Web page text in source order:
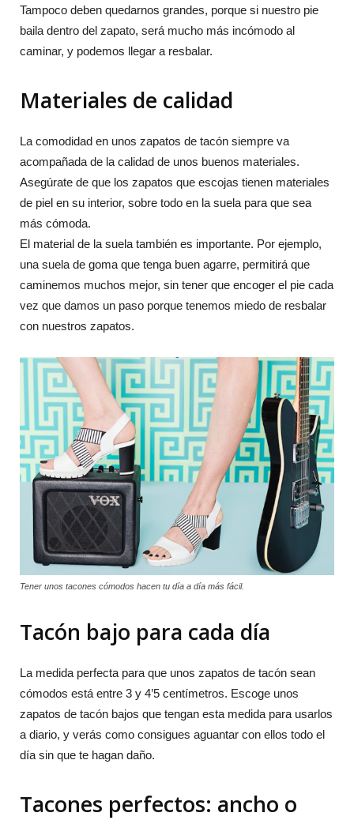
Tampoco deben quedarnos grandes, porque si nuestro pie
baila dentro del zapato, será mucho más incómodo al
caminar, y podemos llegar a resbalar.
Materiales de calidad
La comodidad en unos zapatos de tacón siempre va
acompañada de la calidad de unos buenos materiales.
Asegúrate de que los zapatos que escojas tienen materiales
de piel en su interior, sobre todo en la suela para que sea
más cómoda.
El material de la suela también es importante. Por ejemplo,
una suela de goma que tenga buen agarre, permitirá que
caminemos muchos mejor, sin tener que encoger el pie cada
vez que damos un paso porque tenemos miedo de resbalar
con nuestros zapatos.
Tener unos tacones cómodos hacen tu día a día más fácil.
Tacón bajo para cada día
La medida perfecta para que unos zapatos de tacón sean
cómodos está entre 3 y 4’5 centímetros. Escoge unos
zapatos de tacón bajos que tengan esta medida para usarlos
a diario, y verás como consigues aguantar con ellos todo el
día sin que te hagan daño.
Tacones perfectos: ancho o